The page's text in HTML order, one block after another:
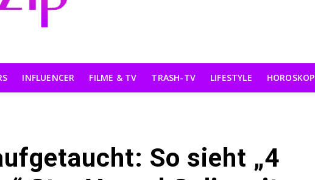
INFLUENCER FILME & TV TRASH-TV LIFESTYLE HOROSKOP
So sieht „4